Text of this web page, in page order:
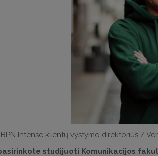
BPN Intense klientų vystymo direktorius /
studijuoti Komunikacijos